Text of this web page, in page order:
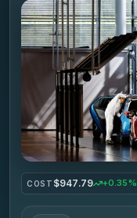
COST $947.79 +0.35%